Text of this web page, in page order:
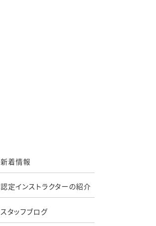
新着情報
認定インストラクターの紹介
スタッフブログ